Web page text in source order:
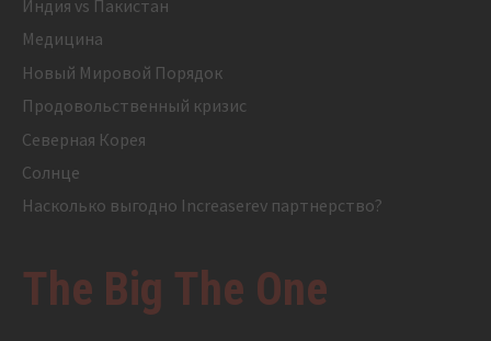
Индия vs Пакистан
Медицина
Новый Мировой Порядок
Продовольственный кризис
Северная Корея
Солнце
Насколько выгодно Increaserev партнерство?
The Big The One